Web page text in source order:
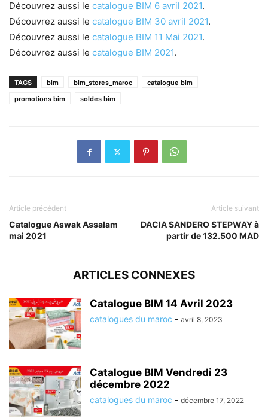
Découvrez aussi le catalogue BIM 6 avril 2021.
Découvrez aussi le catalogue BIM 30 avril 2021.
Découvrez aussi le catalogue BIM 11 Mai 2021.
Découvrez aussi le catalogue BIM 2021.
TAGS bim bim_stores_maroc
catalogue bim
promotions bim
soldes bim
Article précédent
Catalogue Aswak Assalam
mai 2021
Article suivant
DACIA SANDERO STEPWAY à
partir de 132.500 MAD
ARTICLES CONNEXES
Catalogue BIM 14 Avril 2023
catalogues du maroc - avril 8, 2023
Catalogue BIM Vendredi 23
décembre 2022
catalogues du maroc - décembre 17, 2022